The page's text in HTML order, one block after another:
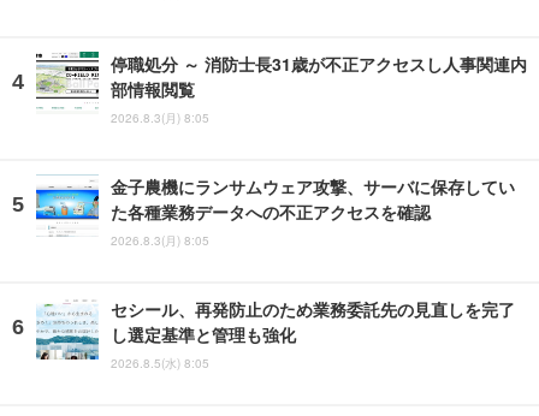
停職処分 ～ 消防士長31歳が不正アクセスし人事関連内
部情報閲覧
2026.8.3(月) 8:05
金子農機にランサムウェア攻撃、サーバに保存してい
た各種業務データへの不正アクセスを確認
2026.8.3(月) 8:05
セシール、再発防止のため業務委託先の見直しを完了
し選定基準と管理も強化
2026.8.5(水) 8:05